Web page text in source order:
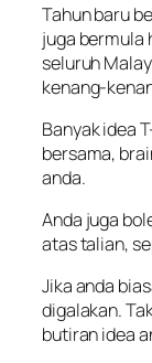
Tahun baru
juga bermula
seluruh
kenang-
Banyak idea
bersama,
anda.
Anda juga
atas talian,
Jika anda
digalakan.
butiran idea